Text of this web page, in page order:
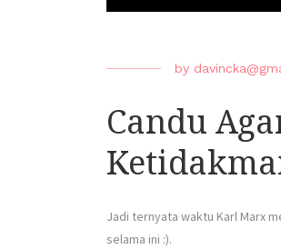
by
Candu
Jadi ternyata waktu Karl Marx
selama ini :).